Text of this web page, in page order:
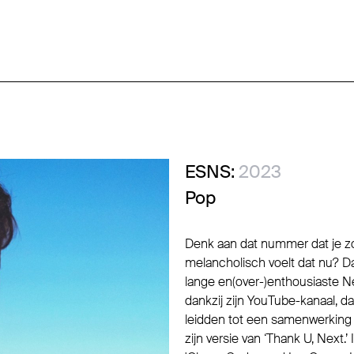
ESNS: 2023
Pop
Denk aan dat nummer dat je
melancholisch voelt dat nu?
lange en(over-)enthousiaste
dankzij zijn YouTube-kanaal,
leidden tot een
zijn versie van ‘Thank U,